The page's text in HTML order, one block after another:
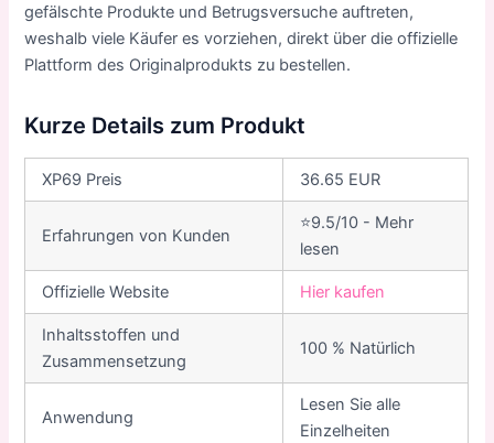
gefälschte Produkte und Betrugsversuche auftreten,
weshalb viele Käufer es vorziehen, direkt über die offizielle
Plattform des Originalprodukts zu bestellen.
Kurze Details zum Produkt
XP69 Preis 36.65 EUR
Erfahrungen von Kunden
⭐9.5/10 - Mehr
lesen
Offizielle Website Hier kaufen
Inhaltsstoffen und
Zusammensetzung
100 % Natürlich
Anwendung
Lesen Sie alle
Einzelheiten